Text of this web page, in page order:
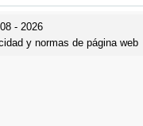
- 2026
y normas de página web